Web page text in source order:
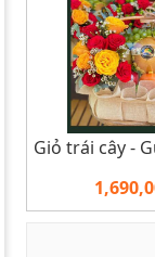
Giỏ trái cây -